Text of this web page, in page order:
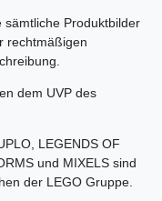
sämtliche Produktbilder
rechtmäßigen
dem UVP des
LEGENDS OF
und MIXELS sind
der LEGO Gruppe.